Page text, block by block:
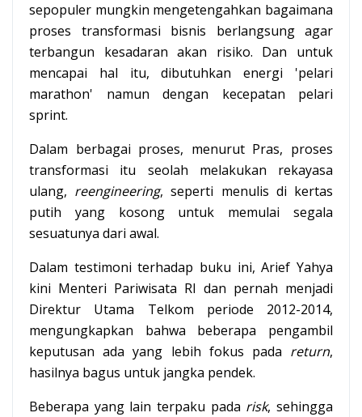
sepopuler mungkin mengetengahkan bagaimana
proses transformasi bisnis berlangsung agar
terbangun kesadaran akan risiko. Dan untuk
mencapai hal itu, dibutuhkan energi 'pelari
marathon' namun dengan kecepatan pelari
sprint.
Dalam berbagai proses, menurut Pras, proses
transformasi itu seolah melakukan rekayasa
ulang, reengineering, seperti menulis di kertas
putih yang kosong untuk memulai segala
sesuatunya dari awal.
Dalam testimoni terhadap buku ini, Arief Yahya
kini Menteri Pariwisata RI dan pernah menjadi
Direktur Utama Telkom periode 2012-2014,
mengungkapkan bahwa beberapa pengambil
keputusan ada yang lebih fokus pada return,
hasilnya bagus untuk jangka pendek.
Beberapa yang lain terpaku pada risk, sehingga